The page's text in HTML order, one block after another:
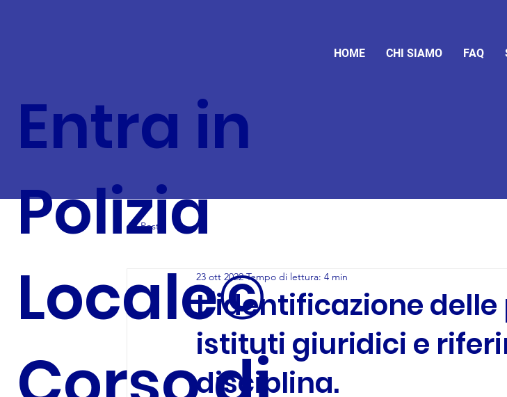
Entra in
Polizia
Locale©
HOME CHI SIAMO FAQ
All Posts
L’identificazione
istituti giuridici e
disciplina.
23 ott 2022 Tempo di lettura: 4 min